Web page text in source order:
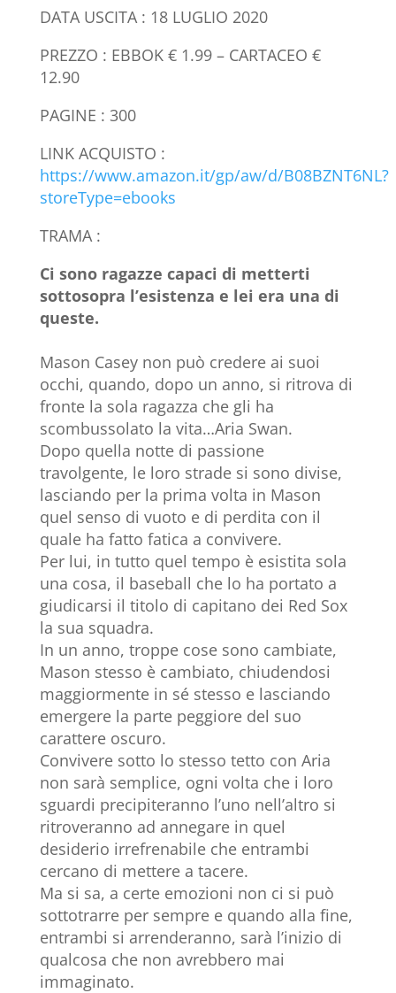
DATA USCITA : 18 LUGLIO 2020
PREZZO : EBBOK € 1.99 – CARTACEO €
12.90
PAGINE : 300
LINK ACQUISTO :
https://www.amazon.it/gp/aw/d/B08BZNT6NL?
storeType=ebooks
TRAMA :
Ci sono ragazze capaci di metterti
sottosopra l’esistenza e lei era una di
queste.
Mason Casey non può credere ai suoi
occhi, quando, dopo un anno, si ritrova di
fronte la sola ragazza che gli ha
scombussolato la vita…Aria Swan.
Dopo quella notte di passione
travolgente, le loro strade si sono divise,
lasciando per la prima volta in Mason
quel senso di vuoto e di perdita con il
quale ha fatto fatica a convivere.
Per lui, in tutto quel tempo è esistita sola
una cosa, il baseball che lo ha portato a
giudicarsi il titolo di capitano dei Red Sox
la sua squadra.
In un anno, troppe cose sono cambiate,
Mason stesso è cambiato, chiudendosi
maggiormente in sé stesso e lasciando
emergere la parte peggiore del suo
carattere oscuro.
Convivere sotto lo stesso tetto con Aria
non sarà semplice, ogni volta che i loro
sguardi precipiteranno l’uno nell’altro si
ritroveranno ad annegare in quel
desiderio irrefrenabile che entrambi
cercano di mettere a tacere.
Ma si sa, a certe emozioni non ci si può
sottotrarre per sempre e quando alla fine,
entrambi si arrenderanno, sarà l’inizio di
qualcosa che non avrebbero mai
immaginato.